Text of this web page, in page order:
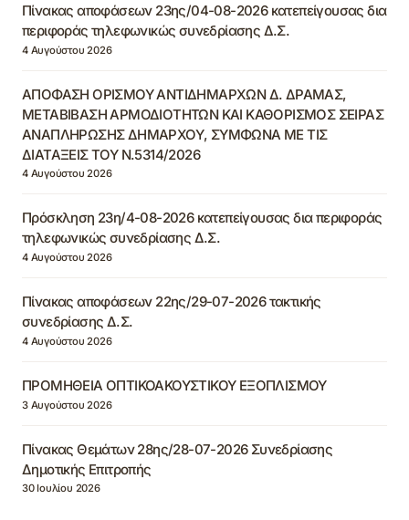
Πίνακας αποφάσεων 23ης/04-08-2026 κατεπείγουσας δια
περιφοράς τηλεφωνικώς συνεδρίασης Δ.Σ.
4 Αυγούστου 2026
ΑΠΟΦΑΣΗ ΟΡΙΣΜΟΥ ΑΝΤΙΔΗΜΑΡΧΩΝ Δ. ΔΡΑΜΑΣ,
ΜΕΤΑΒΙΒΑΣΗ ΑΡΜΟΔΙΟΤΗΤΩΝ ΚΑΙ ΚΑΘΟΡΙΣΜΟΣ ΣΕΙΡΑΣ
ΑΝΑΠΛΗΡΩΣΗΣ ΔΗΜΑΡΧΟΥ, ΣΥΜΦΩΝΑ ΜΕ ΤΙΣ
ΔΙΑΤΑΞΕΙΣ ΤΟΥ Ν.5314/2026
4 Αυγούστου 2026
Πρόσκληση 23η/4-08-2026 κατεπείγουσας δια περιφοράς
τηλεφωνικώς συνεδρίασης Δ.Σ.
4 Αυγούστου 2026
Πίνακας αποφάσεων 22ης/29-07-2026 τακτικής
συνεδρίασης Δ.Σ.
4 Αυγούστου 2026
ΠΡΟΜΗΘΕΙΑ ΟΠΤΙΚΟΑΚΟΥΣΤΙΚΟΥ ΕΞΟΠΛΙΣΜΟΥ
3 Αυγούστου 2026
Πίνακας Θεμάτων 28ης/28-07-2026 Συνεδρίασης
Δημοτικής Επιτροπής
30 Ιουλίου 2026